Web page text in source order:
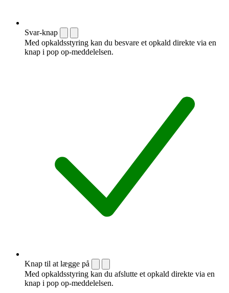
Svar-knap
Med opkaldsstyring kan du besvare et opkald direkte via en
knap i pop op-meddelelsen.
Knap til at lægge på
Med opkaldsstyring kan du afslutte et opkald direkte via en
knap i pop op-meddelelsen.